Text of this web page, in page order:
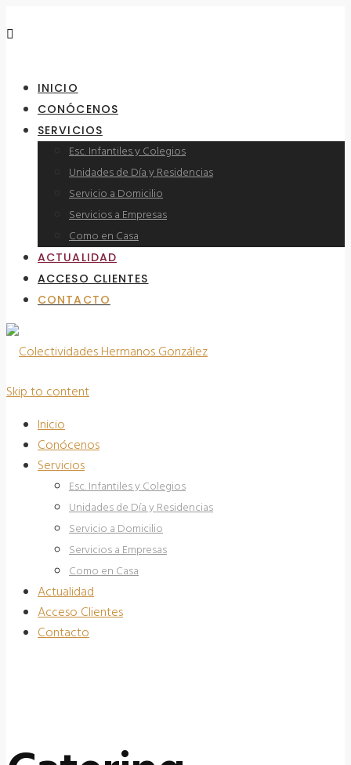
INICIO
CONÓCENOS
SERVICIOS
Esc. Infantiles y Colegios
Unidades de Día y Residencias
Servicio a Domicilio
Servicios a Empresas
Como en Casa
ACTUALIDAD
ACCESO CLIENTES
CONTACTO
Skip to content
Inicio
Conócenos
Servicios
Esc. Infantiles y Colegios
Unidades de Día y Residencias
Servicio a Domicilio
Servicios a Empresas
Como en Casa
Actualidad
Acceso Clientes
Contacto